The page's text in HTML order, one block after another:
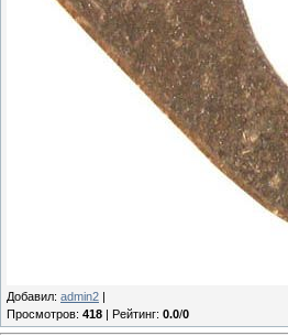
Добавил: admin2 |
Просмотров: 418 | Рейтинг: 0.0/0